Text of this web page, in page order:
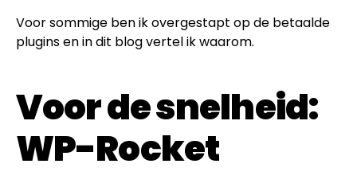
Voor sommige ben ik overgestapt op de betaalde
plugins en in dit blog vertel ik waarom.
Voor de snelheid:
WP-Rocket